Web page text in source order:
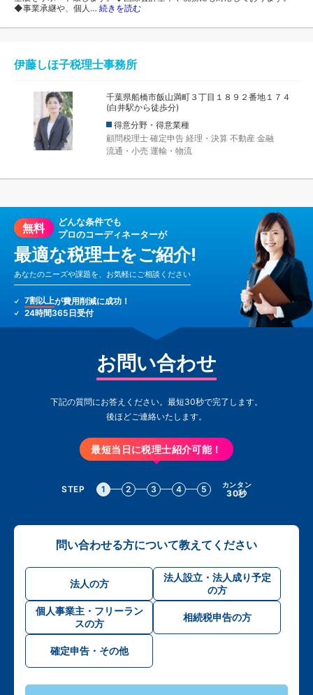
◆事業承継や、個人… 続きを読む
伊藤しほ子税理士事務所
千葉県船橋市飯山満町３丁目１８９２番地１７４
(白井駅から徒歩分)
得意分野・得意業種
顧問税理士 確定申告 経理・決算 不動産 金融
流通・小売 運輸・物流
無料
どんな条件でも
プロのコーディネーターが
最適な税理士をご紹介!
あなたのニーズや課題を、お気軽にご相談ください
7割以上が費用削減に成功！
24時間365日受付
お問い合わせ
下記の質問にお答えください。最短30秒で完了します。
後ほどご連絡いたします。
最短当日に税理士紹介可能！
STEP 1 2 3 4 5 カンタン
30秒
問い合わせる方について教えてください
法人の方
法人設立・法人成り予定
の方
個人事業主・フリーラン
スの方
相続税申告の方
確定申告・その他